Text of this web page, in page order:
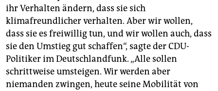
ihr Verhalten ändern, dass sie sich
klimafreundlicher verhalten. Aber wir wollen,
dass sie es freiwillig tun, und wir wollen auch, dass
sie den Umstieg gut schaffen“, sagte der CDU-
Politiker im Deutschlandfunk. „Alle sollen
schrittweise umsteigen. Wir werden aber
niemanden zwingen, heute seine Mobilität von